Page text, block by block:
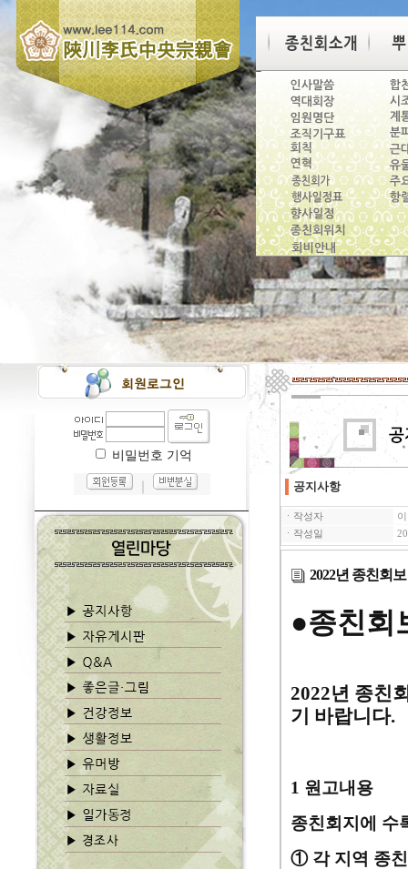
비밀번호 기억
공지사항
ㆍ작성자
ㆍ작성일
2022년 종친회
●종친회
2022년 종친
기 바랍니다.
1 원고내용
종친회지에 수
① 각 지역 종